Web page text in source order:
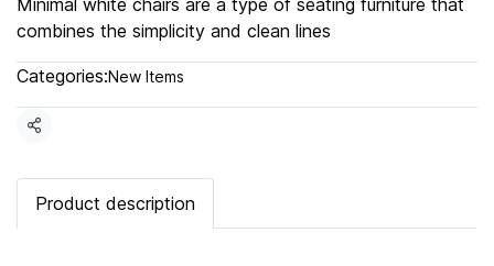
Minimal white chairs are a type of seating furniture that
combines the simplicity and clean lines
Categories:New Items
Share
Product description